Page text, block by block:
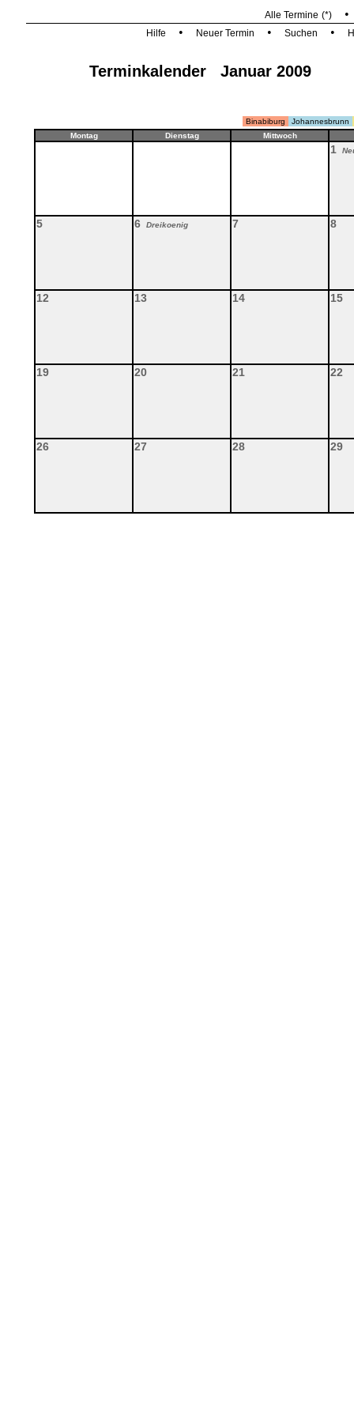
Alle Termine (*)
Hilfe • Neuer Termin • Suchen •
Terminkalender Januar 2009
Binabiburg
Johannesbrunn
Montag
Dienstag Mittwoch
1
5 6 Dreikoenig 7 8
12 13 14 15
19 20 21 22
26 27 28 29